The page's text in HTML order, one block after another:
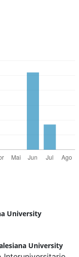
University
University